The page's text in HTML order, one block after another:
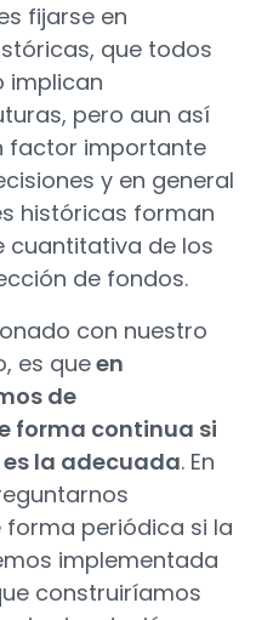
fijarse en
que todos
implican
pero aun así
factor importante
y en general
históricas forman
cuantitativa de los
de fondos.
con nuestro
es queen
de
forma continua si
la adecuada. En
periódica si la
implementada
construiríamos